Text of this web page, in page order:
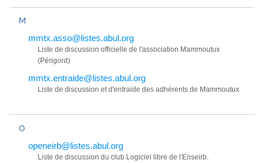
M
mmtx.asso@listes.abul.org
Liste de discussion officielle de l'association Mammoutux
(Périgord)
mmtx.entraide@listes.abul.org
Liste de discussion et d'entraide des adhérents de Mammoutux
O
openeirb@listes.abul.org
Liste de discussion du club Logiciel libre de l'Enseirb.